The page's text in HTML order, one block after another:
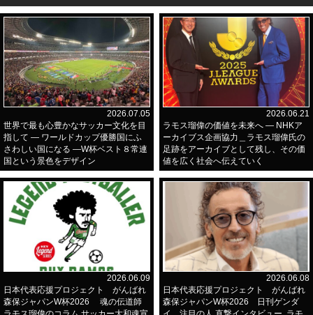
2026.07.05
世界で最も心豊かなサッカー文化を目
指して ― ワールドカップ優勝国にふ
さわしい国になる ―W杯ベスト８常連
国という景色をデザイン
2026.06.21
ラモス瑠偉の価値を未来へ ― NHKア
ーカイブス企画協力＿ラモス瑠偉氏の
足跡をアーカイブとして残し、その価
値を広く社会へ伝えていく
2026.06.09
日本代表応援プロジェクト がんばれ
森保ジャパンW杯2026 魂の伝道師
2026.06.08
日本代表応援プロジェクト がんばれ
森保ジャパンW杯2026 日刊ゲンダ